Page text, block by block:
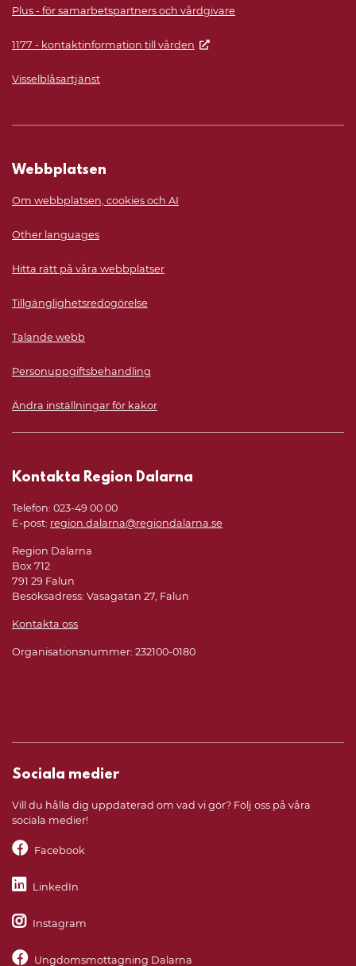
Plus - för samarbetspartners och vårdgivare
1177 - kontaktinformation till vården
Visselblåsartjänst
Webbplatsen
Om webbplatsen, cookies och AI
Other languages
Hitta rätt på våra webbplatser
Tillgänglighetsredogörelse
Talande webb
Personuppgiftsbehandling
Ändra inställningar för kakor
Kontakta Region Dalarna
Telefon: 023-49 00 00
E-post: region.dalarna@regiondalarna.se
Region Dalarna
Box 712
791 29 Falun
Besöksadress: Vasagatan 27, Falun
Kontakta oss
Organisationsnummer: 232100-0180
Sociala medier
Vill du hålla dig uppdaterad om vad vi gör? Följ oss på våra
sociala medier!
Facebook
LinkedIn
Instagram
Ungdomsmottagning Dalarna